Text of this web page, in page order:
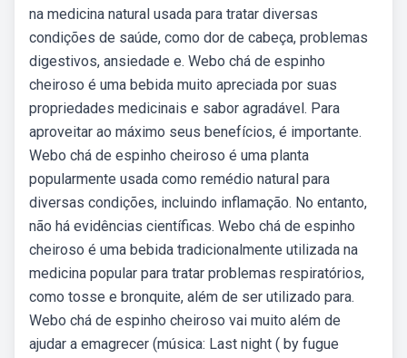
na medicina natural usada para tratar diversas
condições de saúde, como dor de cabeça, problemas
digestivos, ansiedade e. Webo chá de espinho
cheiroso é uma bebida muito apreciada por suas
propriedades medicinais e sabor agradável. Para
aproveitar ao máximo seus benefícios, é importante.
Webo chá de espinho cheiroso é uma planta
popularmente usada como remédio natural para
diversas condições, incluindo inflamação. No entanto,
não há evidências científicas. Webo chá de espinho
cheiroso é uma bebida tradicionalmente utilizada na
medicina popular para tratar problemas respiratórios,
como tosse e bronquite, além de ser utilizado para.
Webo chá de espinho cheiroso vai muito além de
ajudar a emagrecer (música: Last night ( by fugue